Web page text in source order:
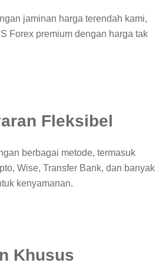
jaminan harga terendah kami,
Forex premium dengan harga tak
Fleksibel
berbagai metode, termasuk
Wise, Transfer Bank, dan banyak
kenyamanan.
Khusus